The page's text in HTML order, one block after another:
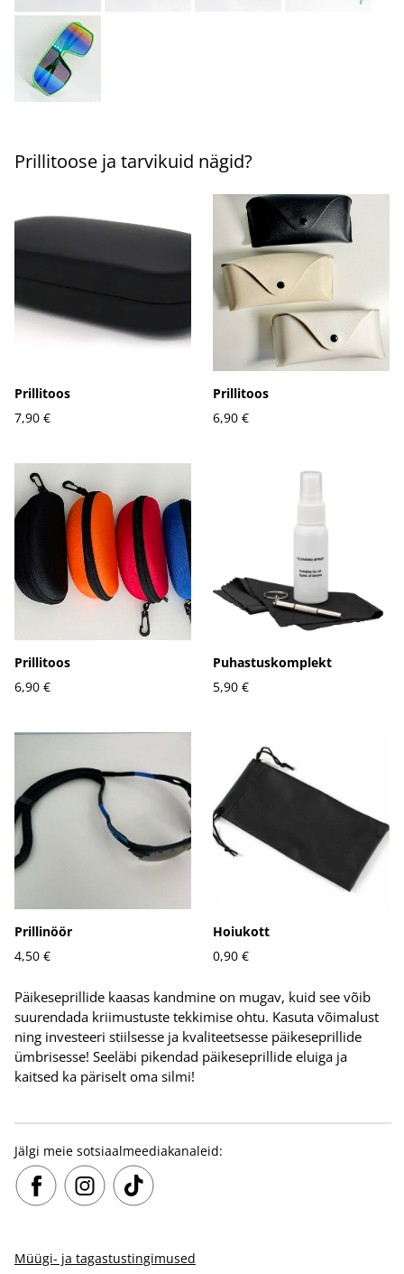
Prillitoose ja tarvikuid nägid?
Prillitoos
7,90 €
Prillitoos
6,90 €
Prillitoos
6,90 €
Puhastuskomplekt
5,90 €
Prillinöör
4,50 €
Hoiukott
0,90 €
Päikeseprillide kaasas kandmine on mugav, kuid see võib
suurendada kriimustuste tekkimise ohtu. Kasuta võimalust
ning investeeri stiilsesse ja kvaliteetsesse päikeseprillide
ümbrisesse! Seeläbi pikendad päikeseprillide eluiga ja
kaitsed ka päriselt oma silmi!
Jälgi meie sotsiaalmeediakanaleid:
Müügi- ja tagastustingimused